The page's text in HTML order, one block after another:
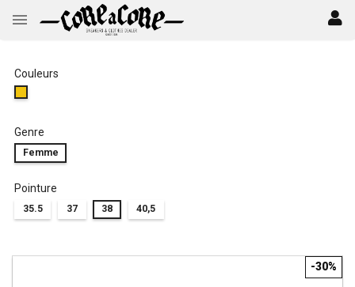
Couleurs
Genre
Femme
Pointure
35.5 37 38 40,5
-30%